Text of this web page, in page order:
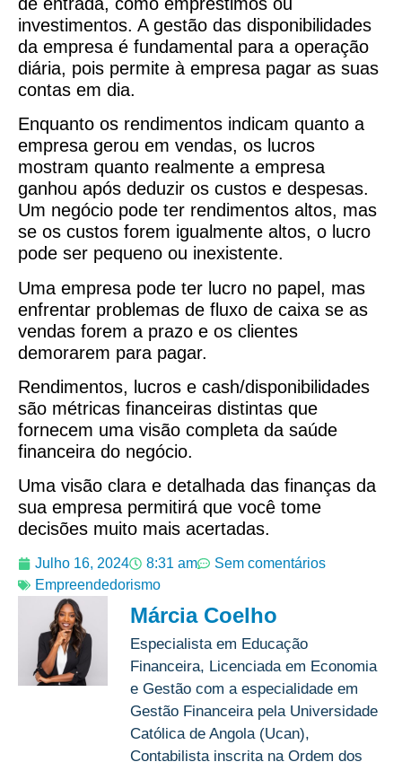
investimentos. A gestão das disponibilidades
da empresa é fundamental para a operação
diária, pois permite à empresa pagar as suas
contas em dia.
Enquanto os rendimentos indicam quanto a
empresa gerou em vendas, os lucros
mostram quanto realmente a empresa
ganhou após deduzir os custos e despesas.
Um negócio pode ter rendimentos altos, mas
se os custos forem igualmente altos, o lucro
pode ser pequeno ou inexistente.
Uma empresa pode ter lucro no papel, mas
enfrentar problemas de fluxo de caixa se as
vendas forem a prazo e os clientes
demorarem para pagar.
Rendimentos, lucros e cash/disponibilidades
são métricas financeiras distintas que
fornecem uma visão completa da saúde
financeira do negócio.
Uma visão clara e detalhada das finanças da
sua empresa permitirá que você tome
decisões muito mais acertadas.
Julho 16, 2024 8:31 am
Sem comentários
Empreendedorismo
Márcia Coelho
Especialista em Educação
Financeira, Licenciada em Economia
e Gestão com a especialidade em
Gestão Financeira pela Universidade
Católica de Angola (Ucan),
Contabilista inscrita na Ordem dos